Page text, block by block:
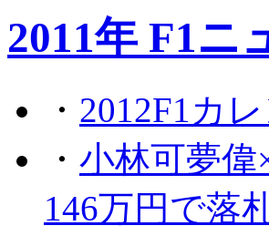
2011年 F1ニ
・ 2012F1カ
・ 小林可夢
146万円で落